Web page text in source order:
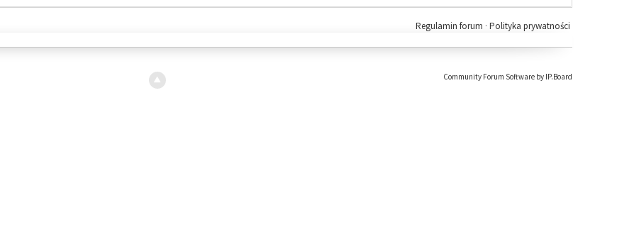
Polityka prywatności
Regulamin forum ·
Community Forum Software by IP.Board